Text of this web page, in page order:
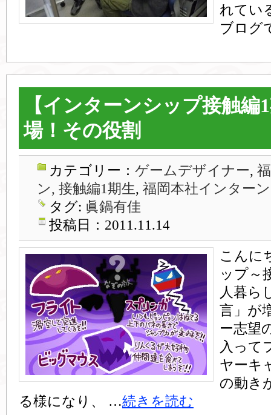
れてい
ブログ
【インターンシップ接触編
場！その役割
カテゴリー： ゲームデザイナー,
ン, 接触編1期生, 福岡本社インターン
タグ: 眞鍋有佳
投稿日：2011.11.14
こんに
ップ～
人暮ら
言」が
ー志望
入って
ヤーキ
の動き
る様になり、 …続きを読む